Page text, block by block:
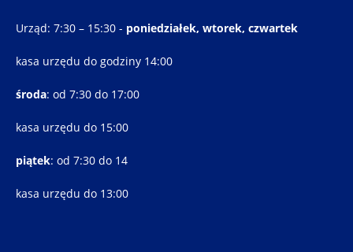
Urząd: 7:30 – 15:30 - poniedziałek, wtorek, czwartek
kasa urzędu do godziny 14:00
środa: od 7:30 do 17:00
kasa urzędu do 15:00
piątek: od 7:30 do 14
kasa urzędu do 13:00